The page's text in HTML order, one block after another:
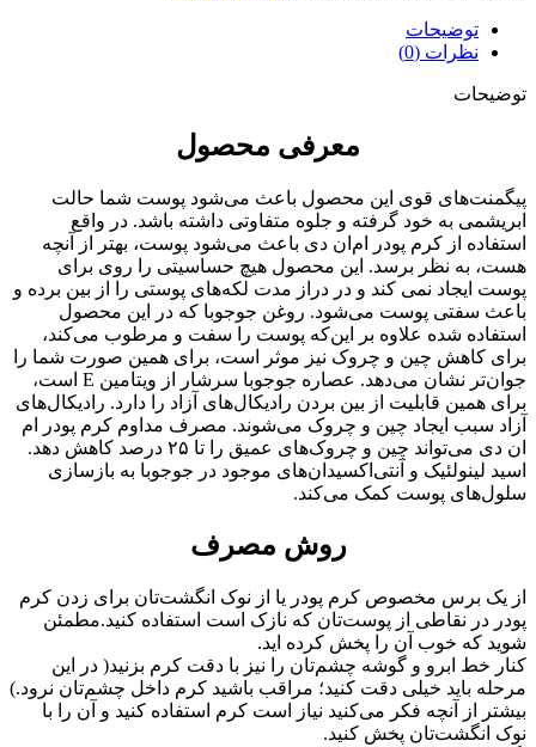
توضیحات
نظرات (0)
توضیحات
معرفی محصول
پیگمنت‌های قوی این محصول باعث می‌شود پوست شما حالت
ابریشمی به خود گرفته و جلوه متفاوتی داشته باشد. در واقع
استفاده از کرم پودر ام‌ان دی باعث می‌شود پوست، بهتر از آنچه
هست، به نظر برسد. این محصول هیچ حساسیتی را روی برای
پوست ایجاد نمی کند و در دراز مدت لکه‌های پوستی را از بین برده و
باعث سفتی پوست می‌شود. روغن جوجوبا که در این محصول
استفاده شده علاوه بر این‌که پوست را سفت و مرطوب می‌کند،
برای کاهش چین و چروک نیز موثر است، برای همین صورت شما را
جوان‌تر نشان می‌دهد. عصاره جوجوبا سرشار از ویتامین E است،
برای همین قابلیت از بین بردن رادیکال‌های آزاد را دارد. رادیکال‌های
آزاد سبب ایجاد چین و چروک می‌شوند. مصرف مداوم کرم پودر ام
ان دی می‌تواند چین و چروک‌های عمیق را تا ۲۵ درصد کاهش دهد.
اسید لینولئیک و آنتی‌اکسیدان‌های موجود در جوجوبا به بازسازی
سلول‌های پوست کمک می‌کند.
روش مصرف
از یک برس مخصوص کرم پودر یا از نوک انگشت‌تان برای زدن کرم
پودر در نقاطی از پوست‌تان که نازک است استفاده کنید.مطمئن
شوید که خوب آن را پخش کرده اید.
کنار خط ابرو و گوشه چشم‌تان را نیز با دقت کرم بزنید( در این
مرحله باید خیلی دقت کنید؛ مراقب باشید کرم داخل چشم‌تان نرود.)
بیشتر از آنچه فکر می‌کنید نیاز است کرم استفاده کنید و آن را با
نوک انگشت‌تان پخش کنید.